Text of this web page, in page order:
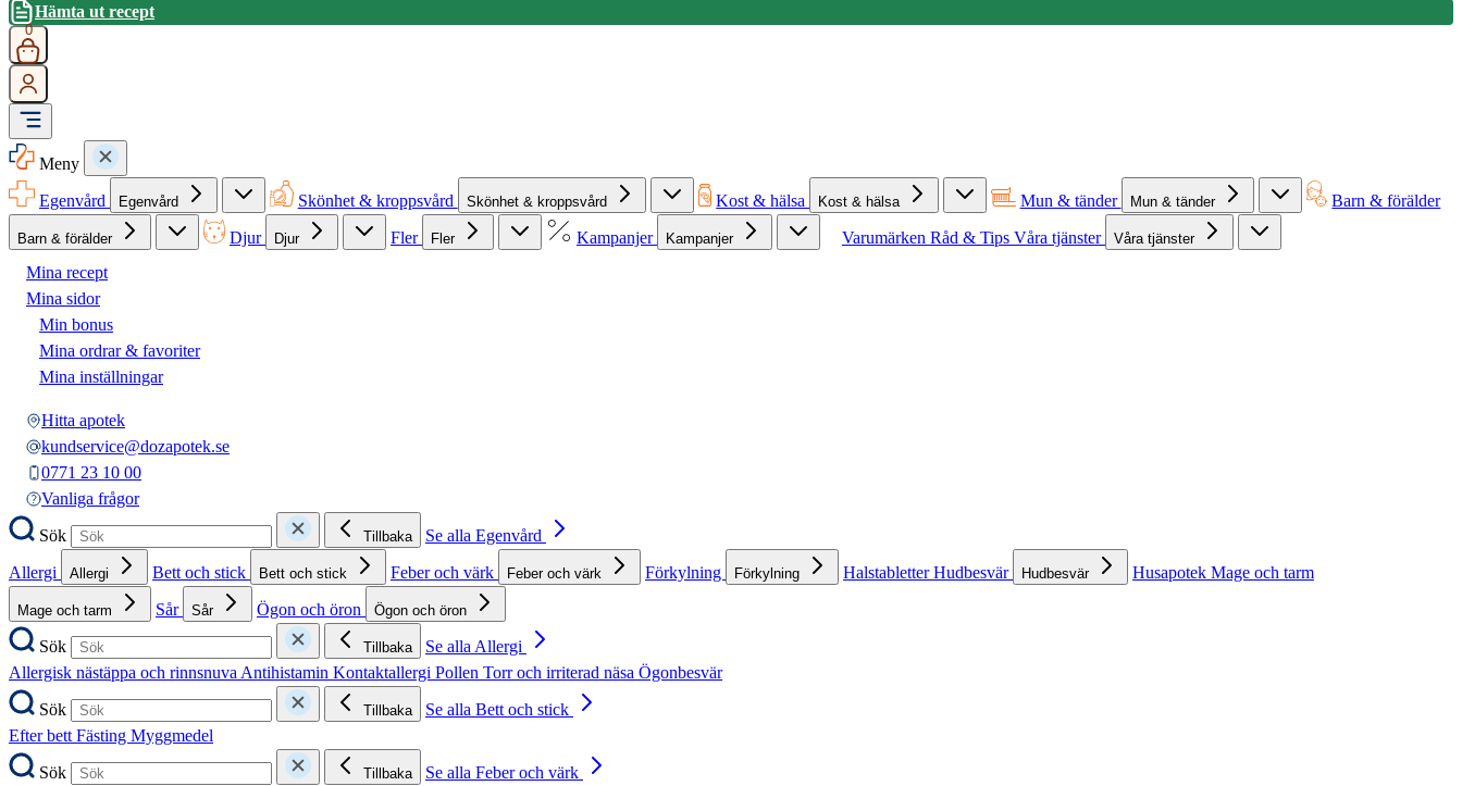
Hämta ut recept
0
Meny
Egenvård
Egenvård Skönhet & kroppsvård Skönhet & kroppsvård Kost & hälsa Kost & hälsa Mun & tänder Mun & tänder Barn & förälder
Barn & förälder Djur Djur Fler Fler Kampanjer Kampanjer Varumärken Råd & Tips Våra tjänster Våra tjänster
Mina recept
Mina sidor
Min bonus
Mina ordrar & favoriter
Mina inställningar
Hitta apotek
kundservice@dozapotek.se
0771 23 10 00
Vanliga frågor
Sök
Tillbaka
Se alla Egenvård
Allergi
Allergi Bett och stick Bett och stick Feber och värk Feber och värk Förkylning Förkylning HalstabletterHudbesvär Hudbesvär Husapotek Mage och tarm
Mage och tarm Sår Sår Ögon och öron Ögon och öron
Sök Tillbaka
Se alla Allergi
Allergisk nästäppa och rinnsnuva Antihistamin Kontaktallergi Pollen Torr och irriterad näsa Ögonbesvär
Sök
Tillbaka
Se alla Bett och stick
Efter bett Fästing Myggmedel
Sök
Tillbaka
Se alla Feber och värk